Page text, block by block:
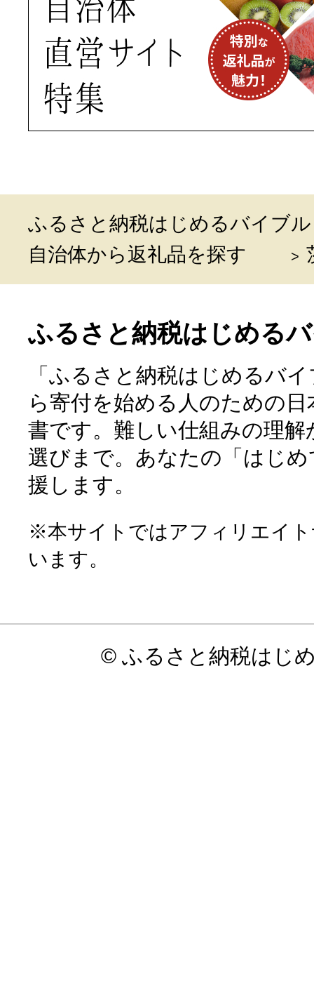
ふるさと納税はじめるバイブル
自治体から返礼品を探す
ふるさと納税はじめる
「ふるさと納税はじめるバ
ら寄付を始める人のための
書です。難しい仕組みの理
選びまで。あなたの「はじ
援します。
※本サイトではアフィリエイ
います。
© ふるさと納税はじ